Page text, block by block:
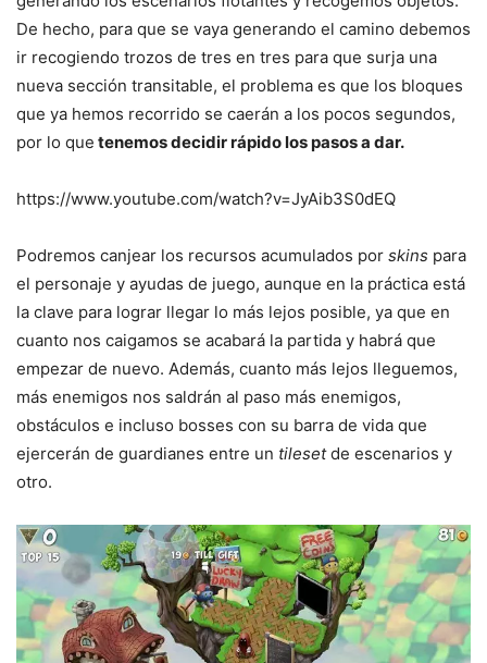
De hecho, para que se vaya generando el camino debemos
ir recogiendo trozos de tres en tres para que surja una
nueva sección transitable, el problema es que los bloques
que ya hemos recorrido se caerán a los pocos segundos,
por lo que tenemos decidir rápido los pasos a dar.
https://www.youtube.com/watch?v=JyAib3S0dEQ
Podremos canjear los recursos acumulados por skins para
el personaje y ayudas de juego, aunque en la práctica está
la clave para lograr llegar lo más lejos posible, ya que en
cuanto nos caigamos se acabará la partida y habrá que
empezar de nuevo. Además, cuanto más lejos lleguemos,
más enemigos nos saldrán al paso más enemigos,
obstáculos e incluso bosses con su barra de vida que
ejercerán de guardianes entre un tilesetde escenarios y
otro.